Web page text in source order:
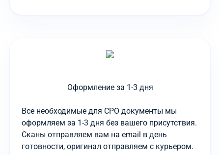
Оформление за 1-3 дня
Все необходимые для СРО документы мы
оформляем за 1-3 дня без вашего присутствия.
Сканы отправляем вам на email в день
готовности, оригинал отправляем с курьером.